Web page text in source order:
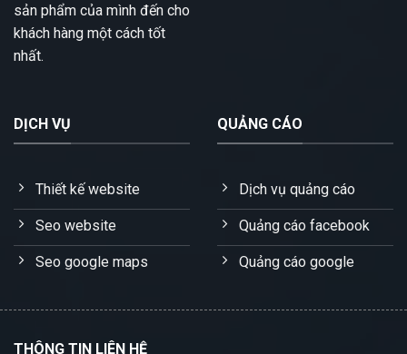
sản phẩm của mình đến cho
khách hàng một cách tốt
nhất.
DỊCH VỤ
Thiết kế website
Seo website
Seo google maps
QUẢNG CÁO
Dịch vụ quảng cáo
Quảng cáo facebook
Quảng cáo google
THÔNG TIN LIÊN HỆ